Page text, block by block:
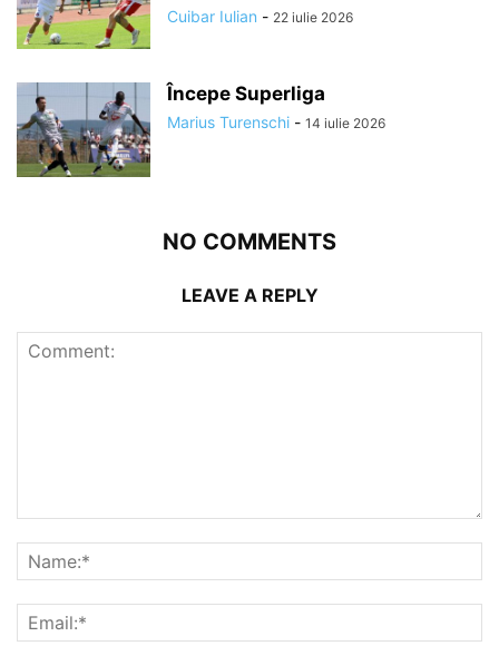
Cuibar Iulian - 22 iulie 2026
Începe Superliga
Marius Turenschi - 14 iulie 2026
NO COMMENTS
LEAVE A REPLY